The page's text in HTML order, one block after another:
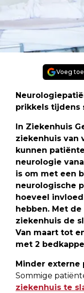
Voeg
prikkels tijdens
In Ziekenhuis
ziekenhuis van
kunnen
neurologie
is om met een
neurologische
hoeveel
hebben. Met
ziekenhuis de
Van maart tot
met 2
Minder externe
Sommige
ziekenhuis te